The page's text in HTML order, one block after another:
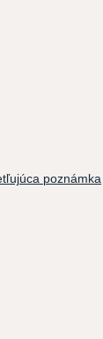
poznámka